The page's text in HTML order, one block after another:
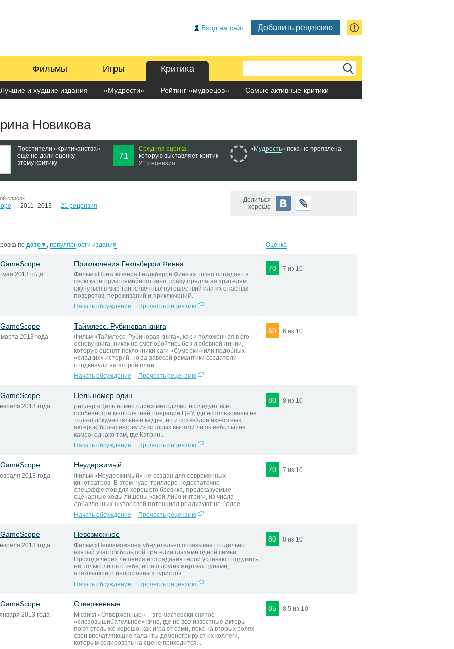
Вход на сайт Добавить рецензию
Фильмы Игры Критика
Лучшие и худшие издания «Мудрости» Рейтинг «мудрецов» Самые активные критики
Новикова
Посетители «Критиканства»
ещё не дали оценку
этому критику
71
Средняя оценка,
которую выставляет критик
21 рецензия
« Мудрость» пока не проявлена
список
— 2011–2013 — 21 рецензия
Делиться
хорошо
по дате▼ , популярности издания Оценка
GameScope
мая 2013 года
Приключения Гекльберри Финна
Фильм «Приключения Гекльберри Финна» точно попадает в
свою категорию семейного кино, сразу предлагая зрителям
окунуться в мир таинственных путешествий или их опасных
поворотов, переживаний и приключений.
Начать обсуждение
Прочесть рецензию
70 7 из 10
GameScope
2013 года
Таймлесс. Рубиновая книга
Фильм «Таймлесс. Рубиновая книга», как и положенная в его
основу книга, никак не смог обойтись без любовной линии,
которую оценят поклонники саги «Сумерки» или подобных
«сладких» историй, но за завесой романтики создатели
отодвинули на второй план...
Начать обсуждение
Прочесть рецензию
60 6 из 10
GameScope
2013 года
Цель номер один
риллер «Цель номер один» методично исследует все
особенности многолетней операции ЦРУ, где использованы не
только документальные кадры, но и созвездие известных
актеров, большинству из которых выпали лишь небольшие
камео, однако там, где Кэтрин...
Начать обсуждение
Прочесть рецензию
80 8 из 10
GameScope
2013 года
Неудержимый
Фильм «Неудержимый» не создан для современных
кинотеатров. В этом нуар-триллере недостаточно
спецэффектов для хорошего боевика, предсказуемые
сценарные ходы лишены какой-либо интриги, из числа
добавленных шуток свой потенциал реализуют не более...
Начать обсуждение
Прочесть рецензию
70 7 из 10
GameScope
2013 года
Невозможное
Фильм «Невозможное» убедительно показывает отдельно
взятый участок большой трагедии глазами одной семьи.
Проходя через лишения и страдания герои успевают подумать
не только лишь о себе, но и о других жертвах цунами,
атаковавшего иностранных туристов...
Начать обсуждение
Прочесть рецензию
80 8 из 10
GameScope
2013 года
Отверженные
Мюзикл «Отверженные» – это мастерски снятое
«слезовышибательное» кино, где не все известные актеры
поют столь же хорошо, как играют сами, пока на вторых ролях
свои впечатляющие таланты демонстрируют их коллеги,
которым солировать на сцене приходится...
85 8,5 из 10